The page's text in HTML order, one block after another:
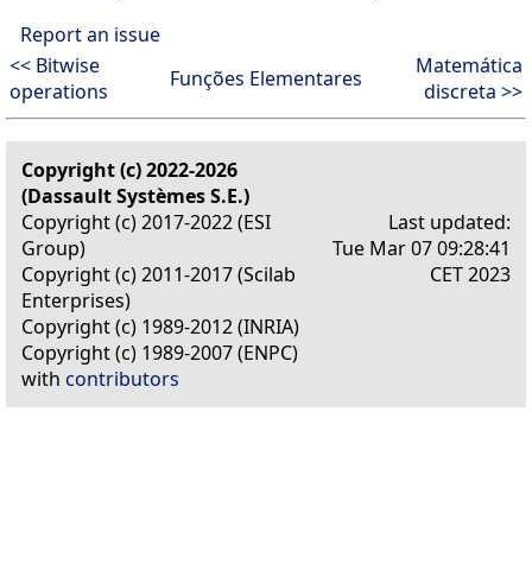
Report an issue
<< Bitwise
operations
Funções Elementares
Matemática
discreta >>
Copyright (c) 2022-2026
(Dassault Systèmes S.E.)
Copyright (c) 2017-2022 (ESI
Group)
Copyright (c) 2011-2017 (Scilab
Enterprises)
Copyright (c) 1989-2012 (INRIA)
Copyright (c) 1989-2007 (ENPC)
with contributors
Last updated:
Tue Mar 07 09:28:41
CET 2023